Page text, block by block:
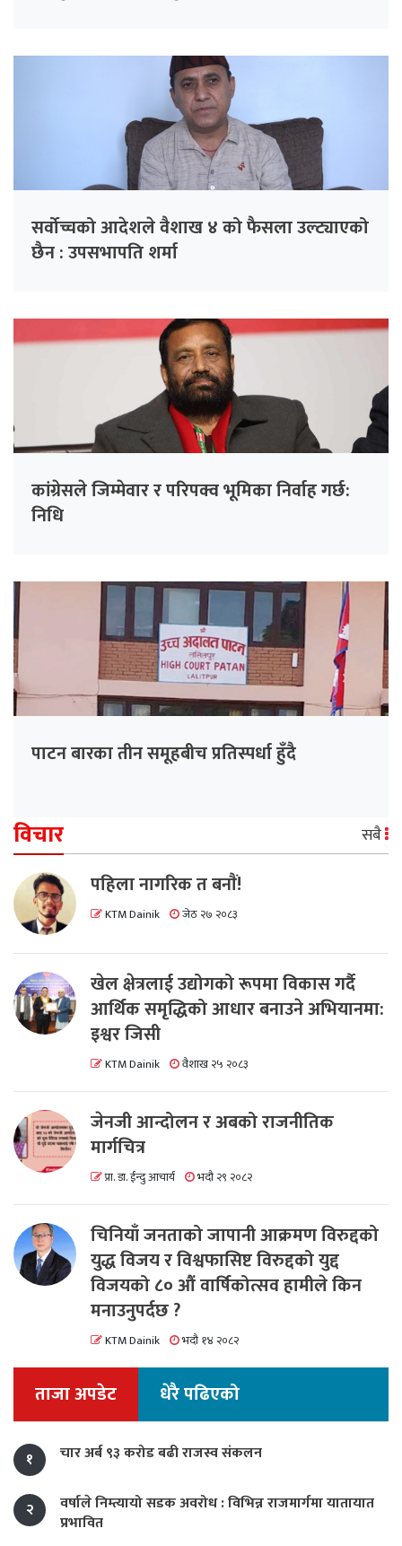
सर्वोच्चको आदेशले वैशाख ४ को फैसला उल्ट्याएको
छैन : उपसभापति शर्मा
कांग्रेसले जिम्मेवार र परिपक्व भूमिका निर्वाह गर्छ:
निधि
पाटन बारका तीन समूहबीच प्रतिस्पर्धा हुँदै
विचार सबै
पहिला नागरिक त बनाैं!
KTM Dainik जेठ २७ २०८३
खेल क्षेत्रलाई उद्योगको रूपमा विकास गर्दै
आर्थिक समृद्धिको आधार बनाउने अभियानमा:
इश्वर जिसी
KTM Dainik वैशाख २५ २०८३
जेनजी आन्दोलन र अबको राजनीतिक
मार्गचित्र
प्रा. डा. ईन्दु आचार्य भदौ २९ २०८२
चिनियाँ जनताको जापानी आक्रमण विरुद्दको
युद्ध विजय र विश्वफासिष्ट विरुद्दको युद्द
विजयको ८० औं वार्षिकोत्सव हामीले किन
मनाउनुपर्दछ ?
KTM Dainik भदौ १४ २०८२
ताजा अपडेट धेरै पढिएको
१ चार अर्ब ९३ करोड बढी राजस्व संकलन
२
वर्षाले निम्त्यायो सडक अवरोध : विभिन्न राजमार्गमा यातायात
प्रभावित